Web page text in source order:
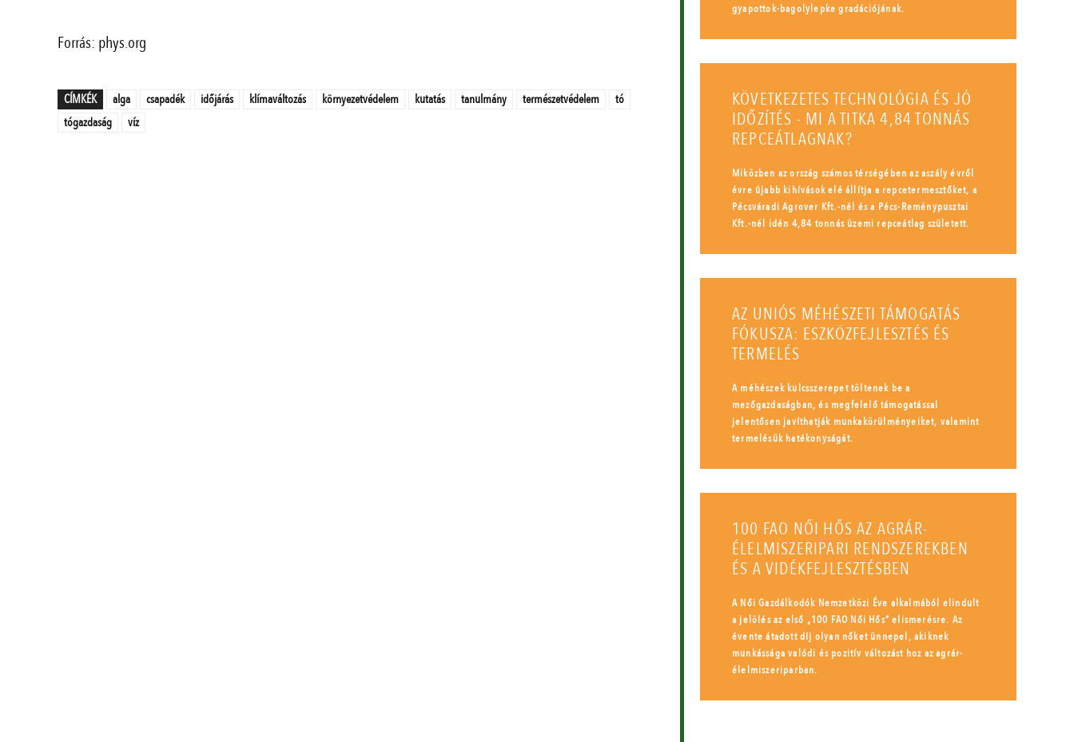
Forrás: phys.org
CÍMKÉK alga csapadék időjárás klímaváltozás környezetvédelem kutatás tanulmány természetvédelem
tó
tógazdaság
víz
gyapottok-bagolylepke gradációjának.
KÖVETKEZETES TECHNOLÓGIA ÉS JÓ
IDŐZÍTÉS - MI A TITKA 4,84 TONNÁS
REPCEÁTLAGNAK?
Miközben az ország számos térségében az aszály évről
évre újabb kihívások elé állítja a repcetermesztőket, a
Pécsváradi Agrover Kft.-nél és a Pécs-Reménypusztai
Kft.-nél idén 4,84 tonnás üzemi repceátlag született.
AZ UNIÓS MÉHÉSZETI TÁMOGATÁS
FÓKUSZA: ESZKÖZFEJLESZTÉS ÉS
TERMELÉS
A méhészek kulcsszerepet töltenek be a
mezőgazdaságban, és megfelelő támogatással
jelentősen javíthatják munkakörülményeiket, valamint
termelésük hatékonyságát.
100 FAO NŐI HŐS AZ AGRÁR-
ÉLELMISZERIPARI RENDSZEREKBEN
ÉS A VIDÉKFEJLESZTÉSBEN
A Női Gazdálkodók Nemzetközi Éve alkalmából elindult
a jelölés az első „100 FAO Női Hős” elismerésre. Az
évente átadott díj olyan nőket ünnepel, akiknek
munkássága valódi és pozitív változást hoz az agrár-
élelmiszeriparban.